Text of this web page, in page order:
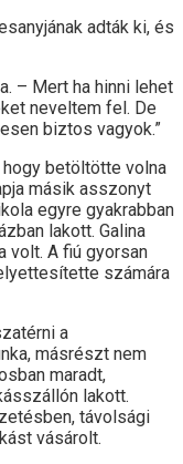
adták ki, és
– Mert ha hinni lehet
neveltem fel. De
biztos vagyok.”
betöltötte volna
másik asszonyt
egyre gyakrabban
lakott. Galina
volt. A fiú gyorsan
számára
a
másrészt nem
maradt,
lakott.
távolsági
vásárolt.